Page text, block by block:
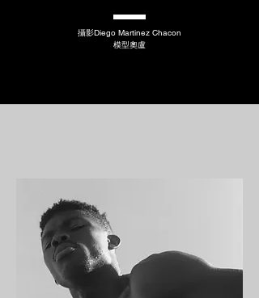
攝影Diego Martinez Chacon
模型奧盧